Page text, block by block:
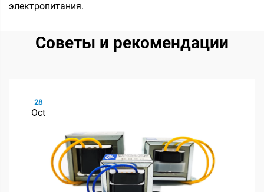
электропитания.
Советы и рекомендации
28
Oct